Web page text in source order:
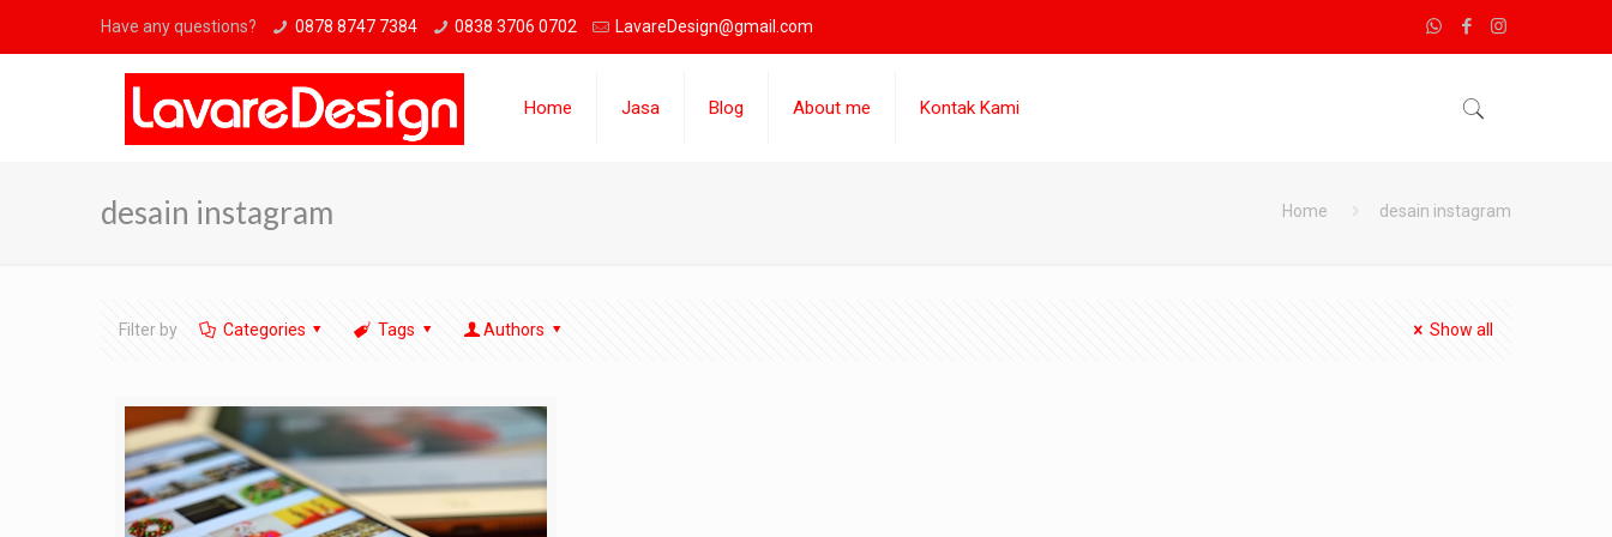
Have any questions? 0878 8747 7384 0838 3706 0702 LavareDesign@gmail.com
Home Jasa Blog About me Kontak Kami
desain instagram Home desain instagram
Filter by Categories Tags Authors Show all